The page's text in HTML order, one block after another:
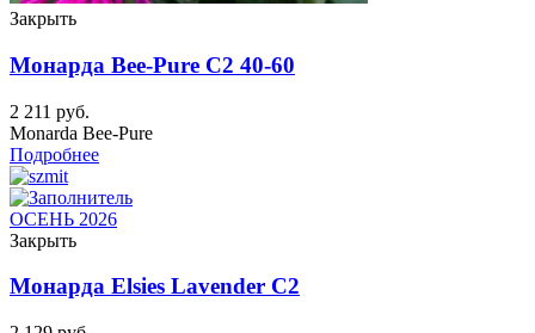
Закрыть
Монарда Bee-Pure C2 40-60
2 211 руб.
Monarda Bee-Pure
Подробнее
ОСЕНЬ 2026
Закрыть
Монарда Elsies Lavender C2